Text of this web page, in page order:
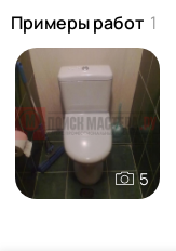
Примеры работ 1
5